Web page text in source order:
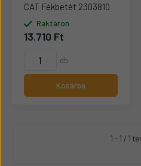
CAT Fékbetét 2303810
Raktáron
13.710 Ft
db
Kosárba
1 - 1 / 1